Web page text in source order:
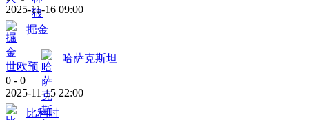
2025-11-16 09:00
掘金
世欧预
哈萨克斯坦
0 - 0
2025-11-15 22:00
比利时